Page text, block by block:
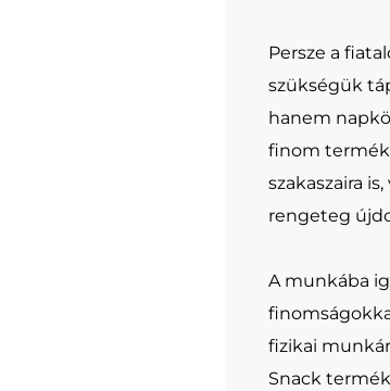
Persze a
szükségük
hanem
finom
szakaszaira
rengeteg
A munkába
fizikai
Snack